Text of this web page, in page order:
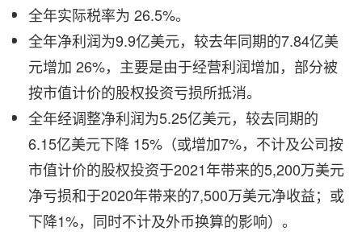
全年实际税率为 26.5%。
全年净利润为9.9亿美元，较去年同期的7.84亿美
元增加 26%，主要是由于经营利润增加，部分被
按市值计价的股权投资亏损所抵消。
全年经调整净利润为5.25亿美元，较去同期的
6.15亿美元下降 15%（或增加7%，不计及公司按
市值计价的股权投资于2021年带来的5,200万美元
净亏损和于2020年带来的7,500万美元净收益；或
下降1%，同时不计及外币换算的影响）。